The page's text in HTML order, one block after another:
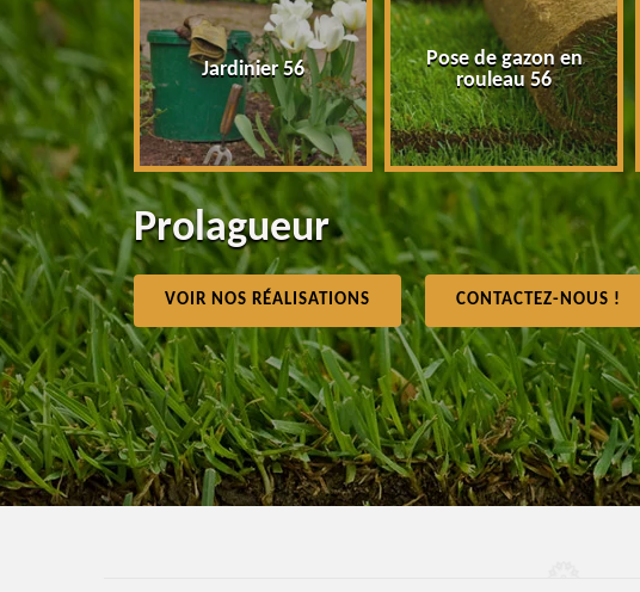
56 Jardinier 56
Pose de gazon en
rouleau 56
Prolagueur
VOIR NOS RÉALISATIONS CONTACTEZ-NOUS !